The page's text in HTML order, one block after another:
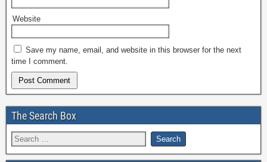
Website
Save my name, email, and website in this browser for the next
time I comment.
The Search Box